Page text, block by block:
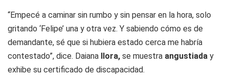
“Empecé a caminar sin rumbo y sin pensar en la hora, solo
gritando ‘Felipe’ una y otra vez. Y sabiendo cómo es de
demandante, sé que si hubiera estado cerca me habría
contestado”, dice. Daiana llora, se muestra angustiada y
exhibe su certificado de discapacidad.